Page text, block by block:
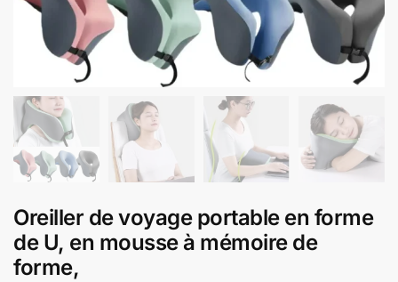
Oreiller de voyage portable en forme
de U, en mousse à mémoire de
forme,